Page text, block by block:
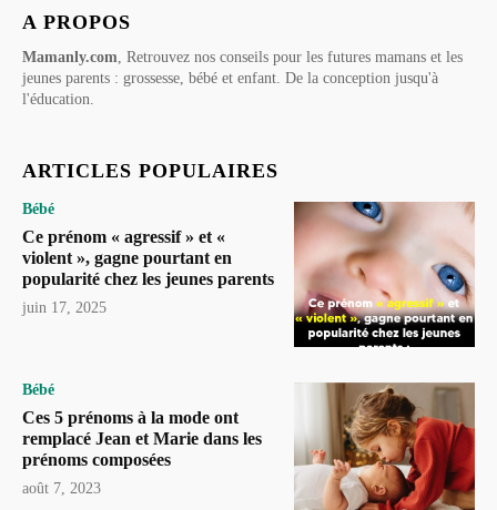
A PROPOS
Mamanly.com, Retrouvez nos conseils pour les futures mamans et les
jeunes parents : grossesse, bébé et enfant. De la conception jusqu'à
l'éducation.
ARTICLES POPULAIRES
Bébé
Ce prénom « agressif » et «
violent », gagne pourtant en
popularité chez les jeunes parents
juin 17, 2025
Bébé
Ces 5 prénoms à la mode ont
remplacé Jean et Marie dans les
prénoms composées
août 7, 2023